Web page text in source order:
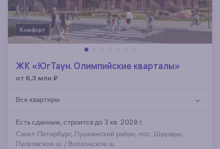
Комфорт
ЖК «ЮгТаун. Олимпийские кварталы»
от 6,3 млн ₽
Все квартиры
Есть сданные, строится до 3 кв. 2028 г.
Санкт-Петербург, Пушкинский район, пос. Шушары,
Пулковское ш. / Волхонское ш.